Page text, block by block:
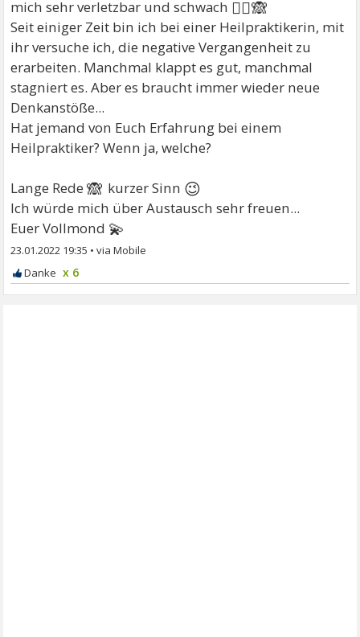
mich sehr verletzbar und schwach 🤷‍♀🙈
Seit einiger Zeit bin ich bei einer Heilpraktikerin, mit
ihr versuche ich, die negative Vergangenheit zu
erarbeiten. Manchmal klappt es gut, manchmal
stagniert es. Aber es braucht immer wieder neue
Denkanstöße...
Hat jemand von Euch Erfahrung bei einem
Heilpraktiker? Wenn ja, welche?
Lange Rede🙈 kurzer Sinn 😉
Ich würde mich über Austausch sehr freuen...
Euer Vollmond 💫
23.01.2022 19:35 •
x 6